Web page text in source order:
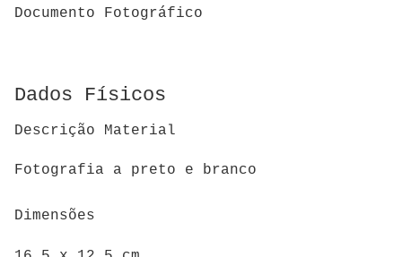
Documento Fotográfico
Dados Físicos
Descrição Material
Fotografia a preto e branco
Dimensões